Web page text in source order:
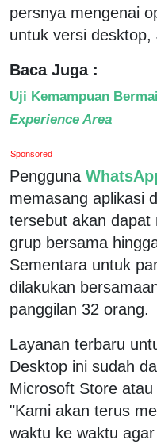
persnya mengenai
untuk versi
Baca Juga :
Uji Kemampuan
Experience Area
Sponsored
Pengguna
memasang aplikasi
tersebut akan dapat
grup bersama
Sementara untuk
dilakukan
panggilan 32 orang.
Layanan terbaru
Desktop ini sudah
Microsoft Store
"Kami akan terus
waktu ke waktu